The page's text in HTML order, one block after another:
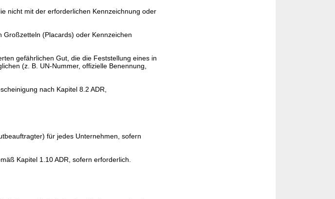
nicht mit der erforderlichen Kennzeichnung oder
(Placards) oder Kennzeichen
gefährlichen Gut, die die Feststellung eines in
(z. B. UN-Nummer, offizielle Benennung,
nach Kapitel 8.2 ADR,
für jedes Unternehmen, sofern
Kapitel 1.10 ADR, sofern erforderlich.